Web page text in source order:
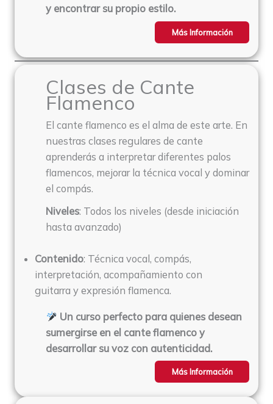
y encontrar su propio estilo.
Más Información
Clases de Cante
Flamenco
El cante flamenco es el alma de este arte. En
nuestras clases regulares de cante
aprenderás a interpretar diferentes palos
flamencos, mejorar la técnica vocal y dominar
el compás.
Niveles: Todos los niveles (desde iniciación
hasta avanzado)
Contenido: Técnica vocal, compás,
interpretación, acompañamiento con
guitarra y expresión flamenca.
Un curso perfecto para quienes desean
sumergirse en el cante flamenco y
desarrollar su voz con autenticidad.
Más Información